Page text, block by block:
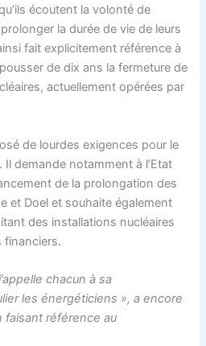
écoutent la volonté de
la durée de vie de leurs
fait explicitement référence à
de dix ans la fermeture de
actuellement opérées par
de lourdes exigences pour le
demande notamment à l’Etat
de la prolongation des
et Doel et souhaite également
des installations nucléaires
financiers.
chacun à sa
les énergéticiens », a encore
faisant référence au